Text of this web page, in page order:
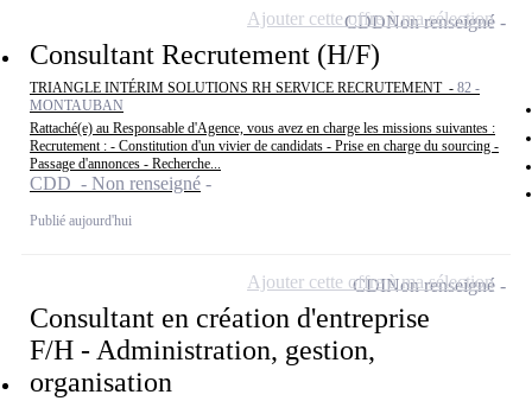
Consultant Recrutement (H/F)
TRIANGLE INTÉRIM SOLUTIONS RH SERVICE RECRUTEMENT - 82 -
MONTAUBAN
Rattaché(e) au Responsable d'Agence, vous avez en charge les missions suivantes :
Recrutement : - Constitution d'un vivier de candidats - Prise en charge du sourcing -
Passage d'annonces - Recherche...
CDD - Non renseigné
Publié aujourd'hui
CDDNon renseigné
Ajouter cette offre à ma sélection
Consultant en création d'entreprise
F/H - Administration, gestion,
organisation
CDINon renseigné
Ajouter cette offre à ma sélection